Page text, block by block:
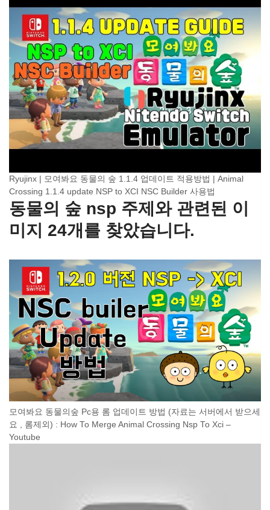
Ryujinx | 모여봐요 동물의 숲 1.1.4 업데이트 적용방법 | Animal
Crossing 1.1.4 update NSP to XCI NSC Builder 사용법
동물의 숲 nsp 주제와 관련된 이
미지 24개를 찾았습니다.
모여봐요 동물의숲 Pc용 롬 업데이트 방법 (자료는 서버에서 받으세
요 , 롬제외) : How To Merge Animal Crossing Nsp To Xci –
Youtube